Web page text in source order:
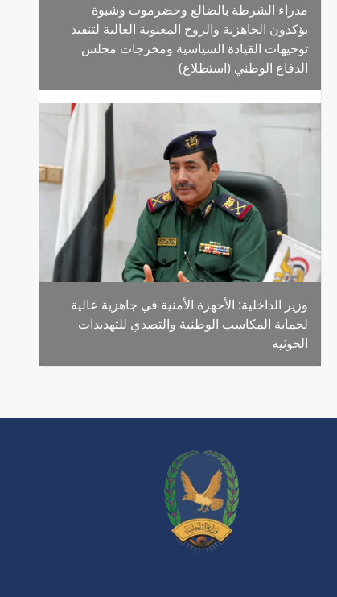
مدراء الشرطة بالضالع وحضرموت وشبوة
يؤكدون الجاهزية والروح المعنوية العالية لتنفيذ
توجيهات القيادة السياسية ومخرجات مجلس
الدفاع الوطني (استطلاع)
وزير الداخلية: الأجهزة الأمنية في جاهزية عالية
لحماية المكاسب الوطنية والتصدي للتهديدات
الحوثية